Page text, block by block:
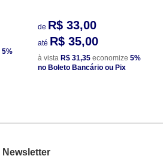
5%
de R$ 33,00
até R$ 35,00
à vista R$ 31,35 economize 5%
no Boleto Bancário ou Pix
Newsletter